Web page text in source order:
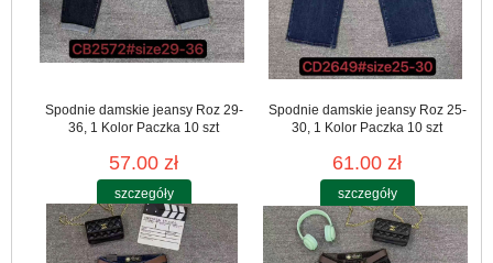
Spodnie damskie jeansy Roz 29-
36, 1 Kolor Paczka 10 szt
57.00 zł
szczegóły
Spodnie damskie jeansy Roz 25-
30, 1 Kolor Paczka 10 szt
61.00 zł
szczegóły